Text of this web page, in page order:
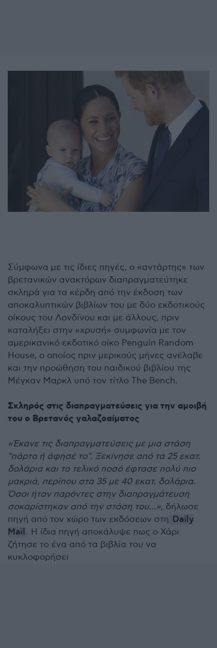
Σύμφωνα με τις ίδιες πηγές, ο «αντάρτης» των
βρετανικών ανακτόρων διαπραγματεύτηκε
σκληρά για τα κέρδη από την έκδοση των
αποκαλυπτικών βιβλίων του με δύο εκδοτικούς
οίκους του Λονδίνου και με άλλους, πριν
καταλήξει στην «χρυσή» συμφωνία με τον
αμερικανικό εκδοτικό οίκο Penguin Random
House, ο οποίος πριν μερικούς μήνες ανέλαβε
και την προώθηση του παιδικού βιβλίου της
Μέγκαν Μαρκλ υπό τον τίτλο The Bench.
Σκληρός στις διαπραγματεύσεις για την αμοιβή
του ο Βρετανός γαλαζοαίματος
«Έκανε τις διαπραγματεύσεις με μια στάση
"πάρτο ή άφησέ το". Ξεκίνησε από τα 25 εκατ.
δολάρια και το τελικό ποσό έφτασε πολύ πιο
μακριά, περίπου στα 35 με 40 εκατ. δολάρια.
Όσοι ήταν παρόντες στην διαπραγμάτευση
σοκαρίστηκαν από την στάση του...», δήλωσε
πηγή από τον χώρο των εκδόσεων στη Daily
Mail. Η ίδια πηγή αποκάλυψε πως ο Χάρι
ζήτησε το ένα από τα βιβλία του να
κυκλοφορήσει